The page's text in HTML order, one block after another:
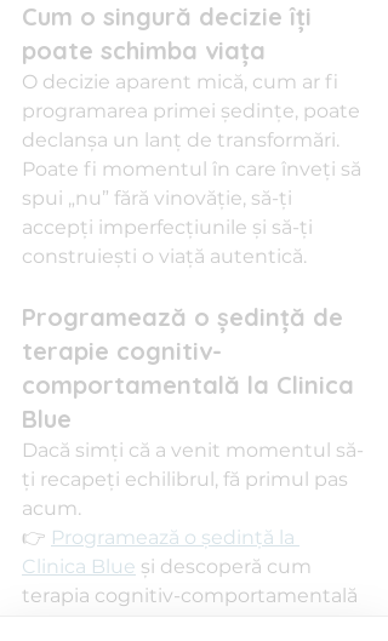
Cum o singură decizie îți
poate schimba viața
O decizie aparent mică, cum ar fi
programarea primei ședințe, poate
declanșa un lanț de transformări.
Poate fi momentul în care înveți să
spui „nu” fără vinovăție, să-ți
accepți imperfecțiunile și să-ți
construiești o viață autentică.
Programează o ședință de
terapie cognitiv-
comportamentală la Clinica
Blue
Dacă simți că a venit momentul să-
ți recapeți echilibrul, fă primul pas
acum.
👉 Programează o ședință la
Clinica Blue și descoperă cum
terapia cognitiv-comportamentală